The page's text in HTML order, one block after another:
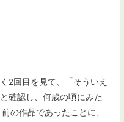
2回目を見て、「そういえ
確認し、何歳の頃にみた
の作品であったことに、